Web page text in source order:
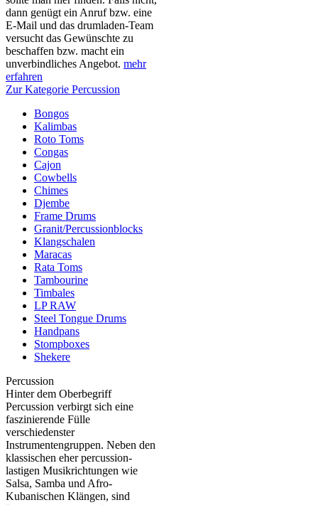
dann genügt ein Anruf bzw. eine
E-Mail und das drumladen-Team
versucht das Gewünschte zu
beschaffen bzw. macht ein
unverbindliches Angebot. mehr
erfahren
Zur Kategorie Percussion
Bongos
Kalimbas
Roto Toms
Congas
Cajon
Cowbells
Chimes
Djembe
Frame Drums
Granit/Percussionblocks
Klangschalen
Maracas
Rata Toms
Tambourine
Timbales
LP RAW
Steel Tongue Drums
Handpans
Stompboxes
Shekere
Percussion
Hinter dem Oberbegriff
Percussion verbirgt sich eine
faszinierende Fülle
verschiedenster
Instrumentengruppen. Neben den
klassischen eher percussion-
lastigen Musikrichtungen wie
Salsa, Samba und Afro-
Kubanischen Klängen, sind